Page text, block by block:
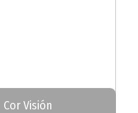
Cor Visión